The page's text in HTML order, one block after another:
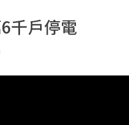
千戶停電